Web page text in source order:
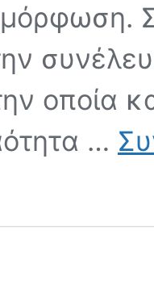
μόρφωση.
οποία
…